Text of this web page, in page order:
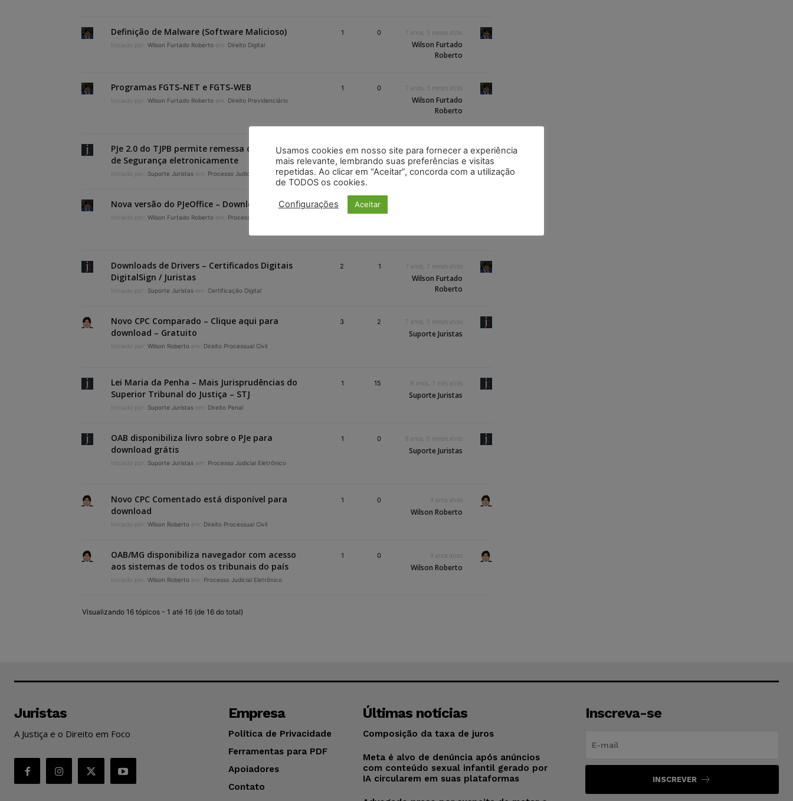
Definição de Malware (Software Malicioso)
Iniciado por: Wilson Furtado Roberto em: Direito Digital
1 0 7 anos, 3 meses atrás
Wilson Furtado
Roberto
Programas FGTS-NET e FGTS-WEB
Iniciado por: Wilson Furtado Roberto em: Direito Previdenciário
1 0 7 anos, 3 meses atrás
Wilson Furtado
Roberto
PJe 2.0 do TJPB permite remessa de Mandado
de Segurança eletronicamente
Iniciado por: Suporte Juristas em: Processo Judicial Eletrônico
1 0 7 anos, 3 meses atrás
Suporte Juristas
Nova versão do PJeOffice – Download – V. 1.0.17
Iniciado por: Wilson Furtado Roberto em: Processo Judicial Eletrônico
0
Downloads de Drivers – Certificados Digitais
DigitalSign / Juristas
Iniciado por: Suporte Juristas em: Certificação Digital
2 1 7 anos, 7 meses atrás
Wilson Furtado
Roberto
Novo CPC Comparado – Clique aqui para
download – Gratuito
Iniciado por: Wilson Roberto em: Direito Processual Civil
3 2 7 anos, 9 meses atrás
Suporte Juristas
Lei Maria da Penha – Mais Jurisprudências do
Superior Tribunal do Justiça – STJ
Iniciado por: Suporte Juristas em: Direito Penal
1 15 8 anos, 1 mês atrás
Suporte Juristas
OAB disponibiliza livro sobre o PJe para
download grátis
Iniciado por: Suporte Juristas em: Processo Judicial Eletrônico
1 0 8 anos, 5 meses atrás
Suporte Juristas
Novo CPC Comentado está disponível para
download
Iniciado por: Wilson Roberto em: Direito Processual Civil
1 0 9 anos atrás
Wilson Roberto
OAB/MG disponibiliza navegador com acesso
aos sistemas de todos os tribunais do país
Iniciado por: Wilson Roberto em: Processo Judicial Eletrônico
1 0 9 anos atrás
Wilson Roberto
Visualizando 16 tópicos - 1 até 16 (de 16 do total)
Juristas
A Justiça e o Direito em Foco
Empresa
Política de Privacidade
Ferramentas para PDF
Apoiadores
Contato
Últimas notícias
Composição da taxa de juros
Meta é alvo de denúncia após anúncios
com conteúdo sexual infantil gerado por
IA circularem em suas plataformas
Inscreva-se
INSCREVER
Usamos cookies em nosso site para fornecer a experiência
mais relevante, lembrando suas preferências e visitas
repetidas. Ao clicar em “Aceitar”, concorda com a utilização
de TODOS os cookies.
Configurações Aceitar